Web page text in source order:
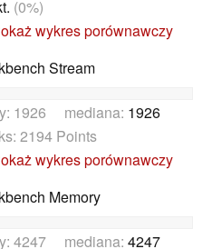
(0%)
wykres porównawczy
Stream
1926 mediana: 1926
2194 Points
wykres porównawczy
Memory
4247 mediana: 4247